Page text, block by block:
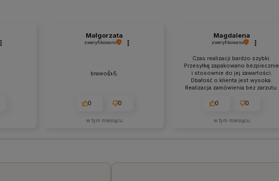
Małgorzata
zweryfikowano
brawo👍️💪
0 0
w tym miesiącu
Magdalena
zweryfikowano
Czas realizacji bardzo szybki.
Przesyłkę zapakowano bezpiecznie
i stosownie do jej zawartości.
Dbałość o klienta jest wysoka.
Realizacja zamówienia bez zarzutu.
0 0
w tym miesiącu